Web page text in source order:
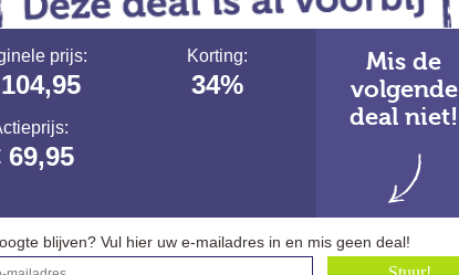
prijs:
69,95
Korting:
34%
Mis de
volgende
deal niet!
blijven? Vul hier uw e-mailadres in en mis geen deal!